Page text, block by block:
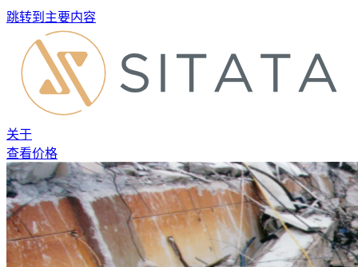
跳转到主要内容
关于
查看价格